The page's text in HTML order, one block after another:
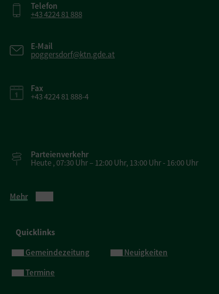
Telefon
+43 4224 81 888
E-Mail
poggersdorf@ktn.gde.at
Fax
+43 4224 81 888-4
Parteienverkehr
Heute , 07:30 Uhr – 12:00 Uhr, 13:00 Uhr - 16:00 Uhr
Mehr
Quicklinks
Gemeindezeitung
Neuigkeiten
Termine